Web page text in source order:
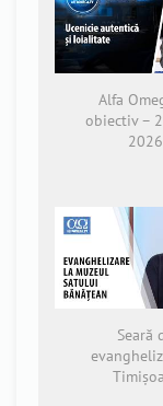
Alfa
obiectiv –
2026
Seară